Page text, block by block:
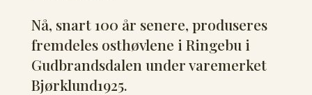
Nå, snart 100 år senere, produseres
fremdeles osthøvlene i Ringebu i
Gudbrandsdalen under varemerket
Bjørklund1925.